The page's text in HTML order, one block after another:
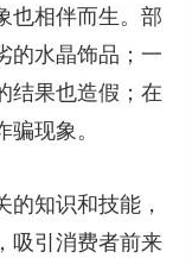
也相伴而生。部
的水晶饰品；一
结果也造假；在
现象。
知识和技能，
吸引消费者前来